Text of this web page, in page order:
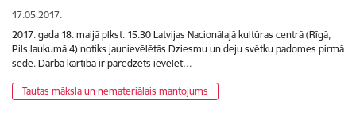
17.05.2017.
2017. gada 18. maijā plkst. 15.30 Latvijas Nacionālajā kultūras centrā (Rīgā,
Pils laukumā 4) notiks jaunievēlētās Dziesmu un deju svētku padomes pirmā
sēde. Darba kārtībā ir paredzēts ievēlēt…
Tautas māksla un nemateriālais mantojums